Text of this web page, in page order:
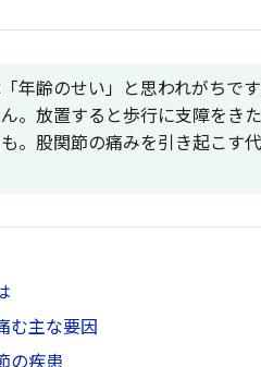
年齢のせい」と思われがちで
。放置すると歩行に支障をき
。股関節の痛みを引き起こす
む主な要因
の疾患